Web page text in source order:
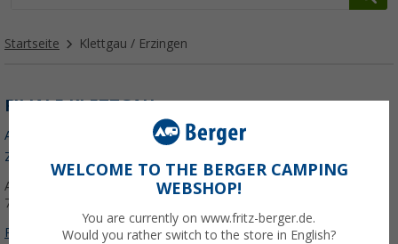
Startseite Klettgau / Erzingen
FILIALE KLETTGAU
Als "Meine Filiale" speichern
Zur Filialübersicht
Am Güterbahnhof 4
79771 Klettgau / Erzingen
Route planen
WELCOME TO THE BERGER CAMPING
WEBSHOP!
You are currently on www.fritz-berger.de.
Would you rather switch to the store in English?